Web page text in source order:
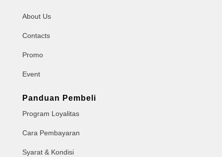
About Us
Contacts
Promo
Event
Panduan Pembeli
Program Loyalitas
Cara Pembayaran
Syarat & Kondisi